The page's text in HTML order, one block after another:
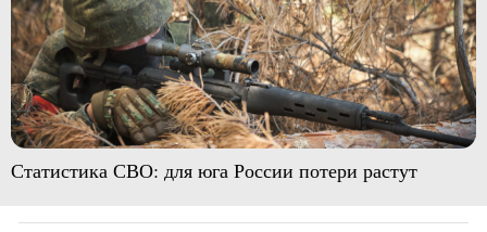
Статистика СВО: для юга России потери растут